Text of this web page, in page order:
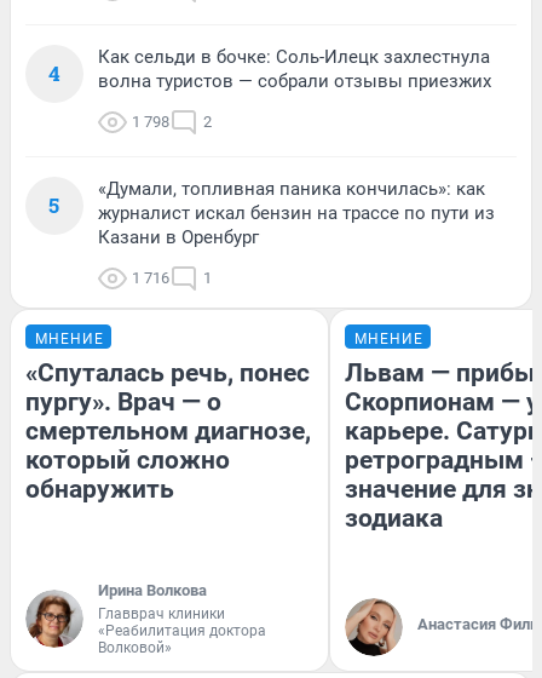
4
Как сельди в бочке: Соль-Илецк захлестнула
волна туристов — собрали отзывы приезжих
1 798 2
5
«Думали, топливная паника кончилась»: как
журналист искал бензин на трассе по пути из
Казани в Оренбург
1 716 1
МНЕНИЕ
«Спуталась речь, понес
пургу». Врач — о
смертельном диагнозе,
который сложно
обнаружить
Ирина Волкова
Главврач клиники
«Реабилитация доктора
Волковой»
МНЕНИЕ
Львам —
Скорпионам —
карьере.
ретроградным
значение для
зодиака
Анастасия